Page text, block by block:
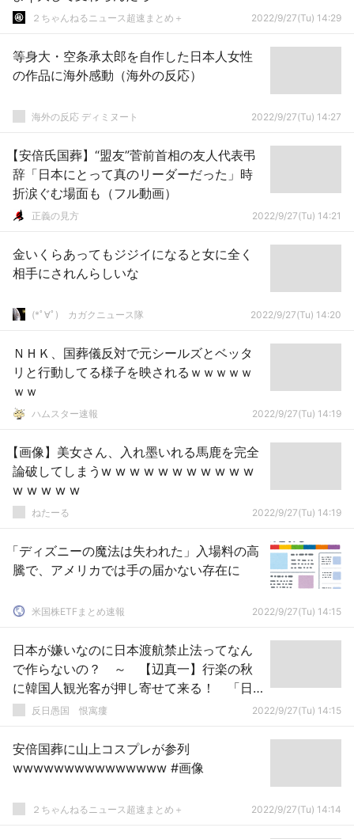
２ちゃんねるニュース超速まとめ＋ 2022/9/27(Tu) 14:29
等身大・空条承太郎を自作した日本人女性
の作品に海外感動（海外の反応）
海外の反応 ディミヌート 2022/9/27(Tu) 14:27
【安倍氏国葬】“盟友”菅前首相の友人代表弔
辞「日本にとって真のリーダーだった」時
折涙ぐむ場面も（フル動画）
正義の見方 2022/9/27(Tu) 14:21
金いくらあってもジジイになると女に全く
相手にされんらしいな
(*ﾟ∀ﾟ)ゞカガクニュース隊 2022/9/27(Tu) 14:20
ＮＨＫ、国葬儀反対で元シールズとベッタ
リと行動してる様子を映されるｗｗｗｗｗ
ｗｗ
ハムスター速報 2022/9/27(Tu) 14:19
【画像】美女さん、入れ墨いれる馬鹿を完全
論破してしまうw w w w w w w w w w w
w w w w w
ねたーる 2022/9/27(Tu) 14:19
「ディズニーの魔法は失われた」入場料の高
騰で、アメリカでは手の届かない存在に
米国株ETFまとめ速報 2022/9/27(Tu) 14:15
日本が嫌いなのに日本渡航禁止法ってなん
で作らないの？ ～ 【辺真一】行楽の秋
に韓国人観光客が押し寄せて来る！ 「日
本ボイコット運動」は完全消滅！
反日愚国 恨寓瘻 2022/9/27(Tu) 14:15
安倍国葬に山上コスプレが参列
wwwwwwwwwwwwwww #画像
２ちゃんねるニュース超速まとめ＋ 2022/9/27(Tu) 14:14